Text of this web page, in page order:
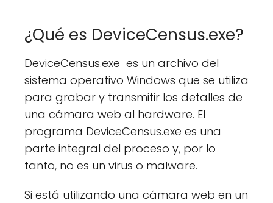
¿Qué es DeviceCensus.exe?
DeviceCensus.exe es un archivo del
sistema operativo Windows que se utiliza
para grabar y transmitir los detalles de
una cámara web al hardware. El
programa DeviceCensus.exe es una
parte integral del proceso y, por lo
tanto, no es un virus o malware.
Si está utilizando una cámara web en un